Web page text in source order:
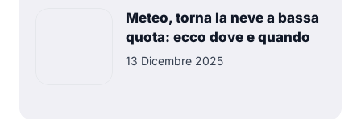
Meteo, torna la neve a bassa
quota: ecco dove e quando
13 Dicembre 2025